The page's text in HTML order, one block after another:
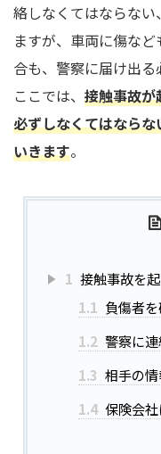
絡しなくてはならな
ますが、車両に傷な
合も、警察に届け出る
ここでは、 接触事故が
必ずしなくてはなら
いきます。
1 接触事故を
1.1 負傷者
1.2 警察に
1.3 相手の
1.4 保険会